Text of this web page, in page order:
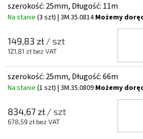
szerokość: 25mm, Długość: 11m
Na stanie (3 szt) | 3M.35.0814Możemy
149,83 zł/ szt
121,81 zł bez VAT
szerokość: 25mm, Długość: 66m
Na stanie (1 szt) | 3M.35.0809 Możemy
834,67 zł/ szt
678,59 zł bez VAT